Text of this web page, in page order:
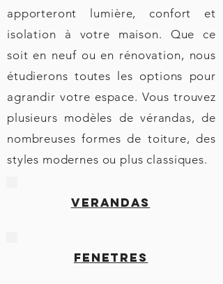
apporteront lumière, confort et
isolation à votre maison. Que ce
soit en neuf ou en rénovation, nous
étudierons toutes les options pour
agrandir votre espace. Vous trouvez
plusieurs modèles de vérandas, de
nombreuses formes de toiture, des
styles modernes ou plus classiques.
Verandas
fenetres